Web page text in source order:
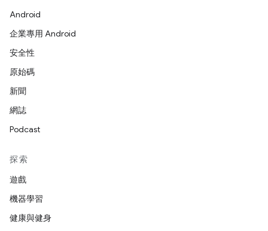
Android
企業專用 Android
安全性
原始碼
新聞
網誌
Podcast
探索
遊戲
機器學習
健康與健身